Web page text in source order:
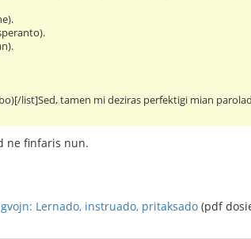
list]Sed, tamen mi deziras perfektigi mian
ne finfaris nun.
Lernado, instruado, pritaksado (pdf